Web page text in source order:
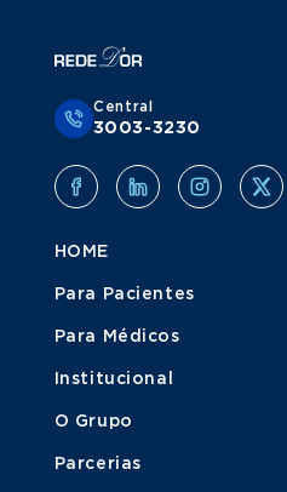
Central
3003-3230
HOME
Para Pacientes
Para Médicos
Institucional
O Grupo
Parcerias